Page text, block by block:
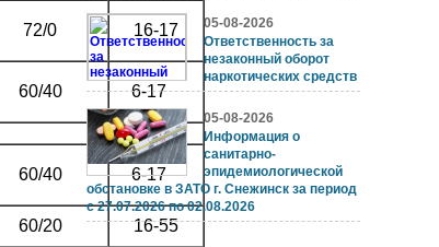
72/0 16-17
60/40 6-17
60/40 6-17
60/20
16-55
05-08-2026
Ответственность за
незаконный оборот
наркотических средств
05-08-2026
Информация о
санитарно-
эпидемиологической
обстановке в ЗАТО г. Снежинск за период
с 27.07.2026 по 02.08.2026